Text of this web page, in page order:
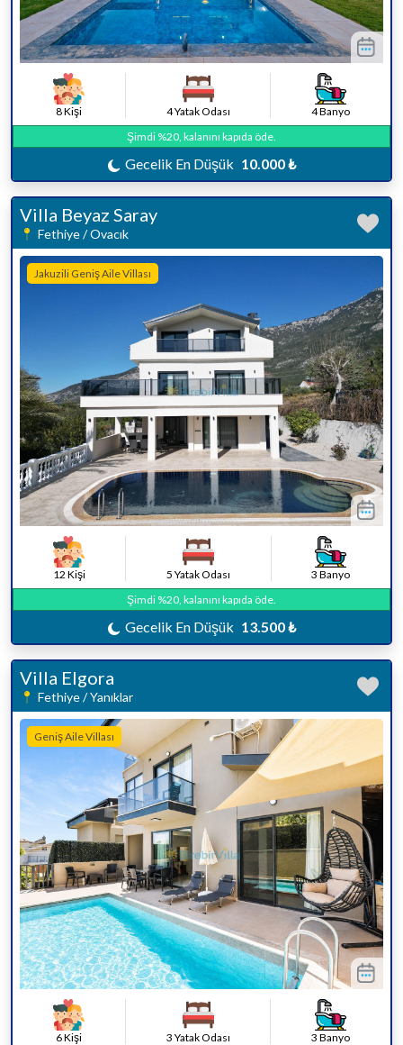
8 Kişi 4 Yatak Odası
4 Banyo
Şimdi %20, kalanını kapıda öde.
Gecelik En Düşük 10.000 ₺
Villa Beyaz Saray
Fethiye / Ovacık
Jakuzili Geniş Aile Villası
12 Kişi 5 Yatak Odası
3 Banyo
Şimdi %20, kalanını kapıda öde.
Gecelik En Düşük 13.500 ₺
Villa Elgora
Fethiye / Yanıklar
Geniş Aile Villası
6 Kişi 3 Yatak Odası
3 Banyo